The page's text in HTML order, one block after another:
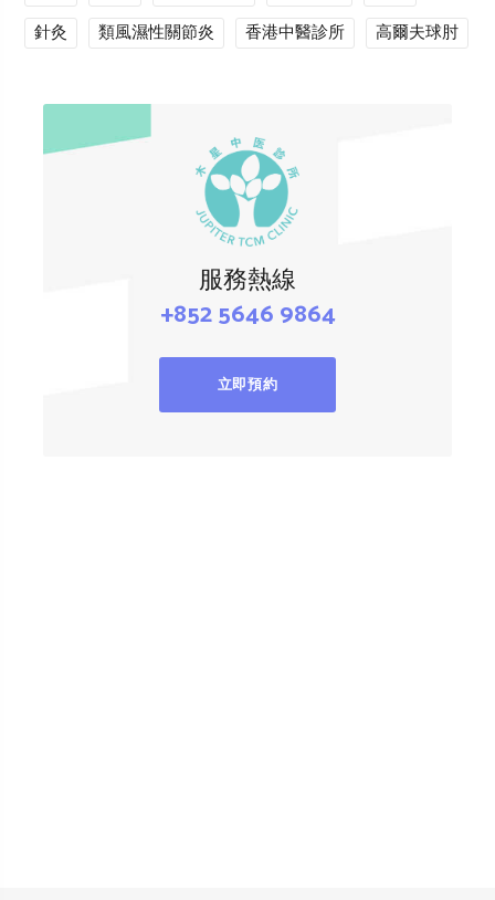
針灸
類風濕性關節炎 香港中醫診所 高爾夫球肘
服務熱線
+852 5646 9864
立即預約